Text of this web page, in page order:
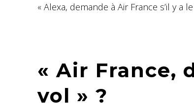
« Alexa, demande à Air France s’il y a
« Air France,
vol » ?